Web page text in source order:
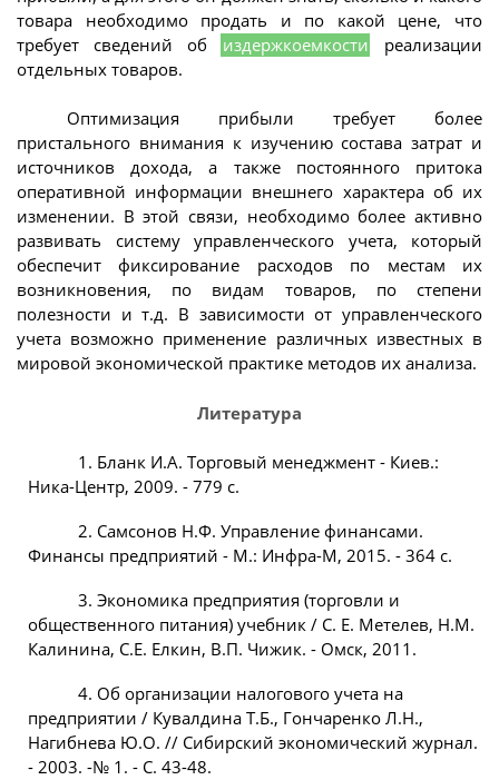
товара необходимо продать и по какой цене, что
требует сведений об
издержкоемкости
реализации
отдельных товаров.
Оптимизация прибыли требует более
пристального внимания к изучению состава затрат и
источников дохода, а также постоянного притока
оперативной информации внешнего характера об их
изменении. В этой связи, необходимо более активно
развивать систему управленческого учета, который
обеспечит фиксирование расходов по местам их
возникновения, по видам товаров, по степени
полезности и т.д. В зависимости от управленческого
учета возможно применение различных известных в
мировой экономической практике методов их анализа.
Литература
1. Бланк И.А. Торговый менеджмент - Киев.:
Ника-Центр, 2009. - 779 с.
2. Самсонов Н.Ф. Управление финансами.
Финансы предприятий - М.: Инфра-М, 2015. - 364 с.
3. Экономика предприятия (торговли и
общественного питания) учебник / С. Е. Метелев, Н.М.
Калинина, С.Е. Елкин, В.П. Чижик. - Омск, 2011.
4. Об организации налогового учета на
предприятии / Кувалдина Т.Б., Гончаренко Л.Н.,
Нагибнева Ю.О. // Сибирский экономический журнал.
- 2003. -№ 1. - С. 43-48.